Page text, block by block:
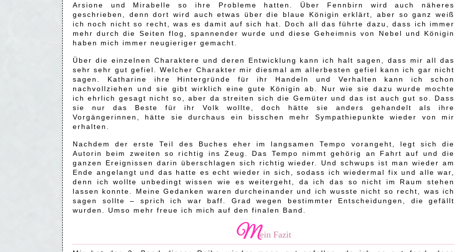
Arsione und Mirabelle so ihre Probleme hatten. Über Fennbirn wird auch näheres
geschrieben, denn dort wird auch etwas über die blaue Königin erklärt, aber so ganz weiß
ich noch nicht so recht, was es damit auf sich hat. Doch all das führte dazu, dass ich immer
mehr durch die Seiten flog, spannender wurde und diese Geheimnis von Nebel und Königin
haben mich immer neugieriger gemacht.
Über die einzelnen Charaktere und deren Entwicklung kann ich halt sagen, dass mir all das
sehr sehr gut gefiel. Welcher Charakter mir diesmal am allerbesten gefiel kann ich gar nicht
sagen. Katharine ihre Hintergründe für ihr Handeln und Verhalten kann ich schon
nachvollziehen und sie gibt wirklich eine gute Königin ab. Nur wie sie dazu wurde mochte
ich ehrlich gesagt nicht so, aber da streiten sich die Gemüter und das ist auch gut so. Dass
sie nur das Beste für ihr Volk wollte, doch hätte sie anders gehandelt als ihre
Vorgängerinnen, hätte sie durchaus ein bisschen mehr Sympathiepunkte wieder von mir
erhalten.
Nachdem der erste Teil des Buches eher im langsamen Tempo vorangeht, legt sich die
Autorin beim zweiten so richtig ins Zeug. Das Tempo nimmt gehörig an Fahrt auf und die
ganzen Ereignissen darin überschlagen sich richtig wieder. Und schwups ist man wieder am
Ende angelangt und das hatte es echt wieder in sich, sodass ich wiedermal fix und alle war,
denn ich wollte unbedingt wissen wie es weitergeht, da ich das so nicht im Raum stehen
lassen konnte. Meine Gedanken waren durcheinander und ich wusste nicht so recht, was ich
sagen sollte – sprich ich war baff. Grad wegen bestimmter Entscheidungen, die gefällt
wurden. Umso mehr freue ich mich auf den finalen Band.
Mein Fazit